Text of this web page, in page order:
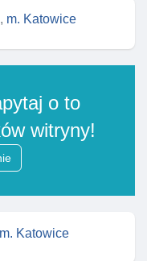
m. Katowice
o to
witryny!
m. Katowice